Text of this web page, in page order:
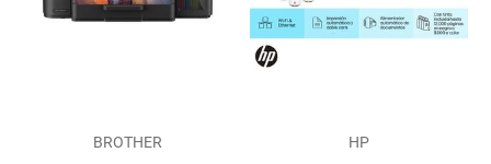
BROTHER HP